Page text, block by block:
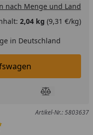
nach Menge und Land
2,04 kg (9,31 €/kg)
in Deutschland
Einkaufswagen legen
hinzufügenProdukt
Artikel-Nr.: 5803637